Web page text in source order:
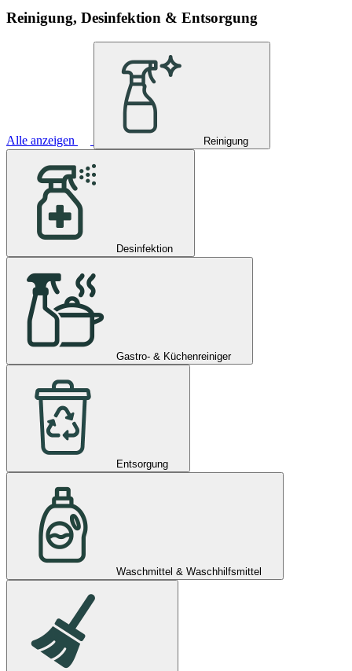
Reinigung, Desinfektion & Entsorgung
Alle anzeigen Reinigung
Desinfektion
Gastro- & Küchenreiniger
Entsorgung
Waschmittel & Waschhilfsmittel